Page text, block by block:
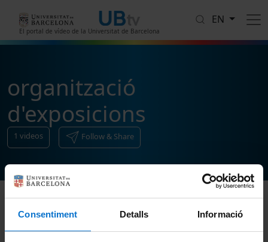
Consentiment Detalls Informació
El portal de vídeo de la Universitat de Barcelona
EN
organització
d'exposicions
1 videos Follow & Share
Sort